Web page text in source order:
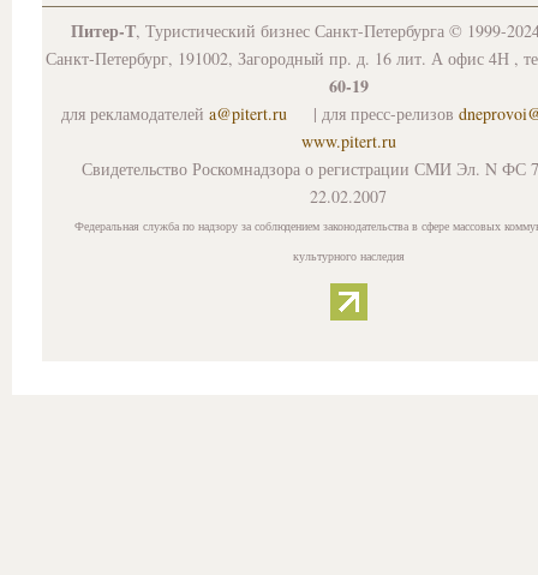
Питер-Т, Туристический бизнес Санкт-Петербурга © 1999-
Санкт-Петербург, 191002, Загородный пр. д. 16 лит. А офис 4Н ,
60-19
для рекламодателей a@pitert.ru | для пресс-релизов
www.pitert.ru
Свидетельство Роскомнадзора о регистрации СМИ Эл. N ФС
22.02.2007
Федеральная служба по надзору за соблюдением законодательства в сфере массовых
культурного наследия